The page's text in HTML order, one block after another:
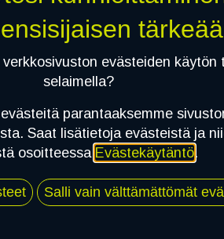
Asennuspalvelu
Mikäli valitset
1X 155/80R13C 91T
EI ASENNUSTA
evästeiden käytön
selaimella?
parantaaksemme
Saat lisätietoja evästeistä ja
osoitteessa Evästekäytäntö.
Salli vain välttämättömät